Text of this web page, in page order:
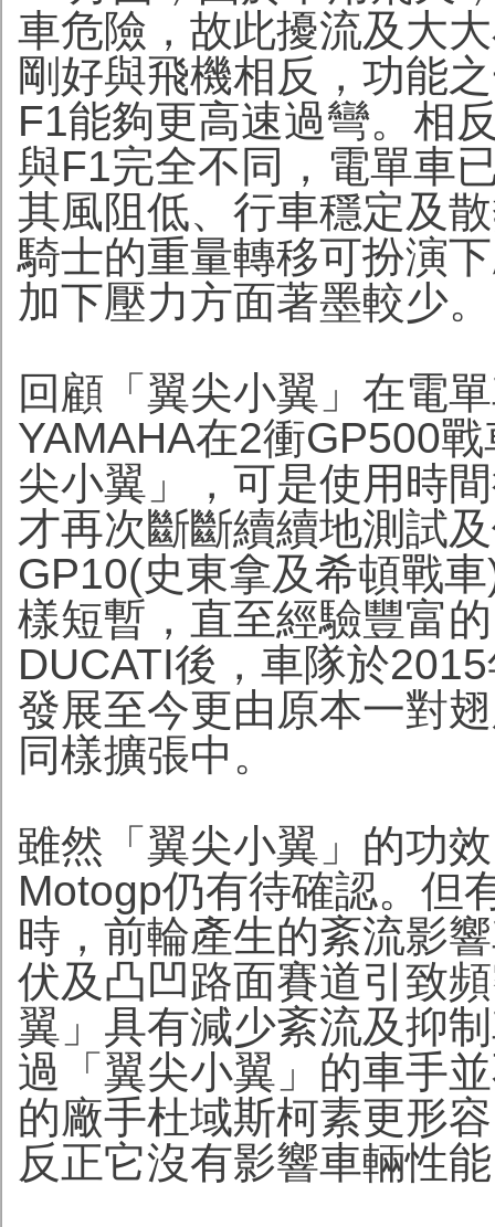
車危險，故此擾流及大
剛好與飛機相反，功能
F1能夠更高速過彎。相
與F1完全不同，電單車
其風阻低、行車穩定及
騎士的重量轉移可扮演
加下壓力方面著墨較少。
回顧「翼尖小翼」在電
YAMAHA在2衝GP500
尖小翼」，可是使用時
才再次斷斷續續地測試
GP10(史東拿及希頓戰
樣短暫，直至經驗豐富
DUCATI後，車隊於
發展至今更由原本一對
同樣擴張中。
雖然「翼尖小翼」的功
Motogp仍有待確認。但
時，前輪產生的紊流影
伏及凸凹路面賽道引致
翼」具有減少紊流及抑
過「翼尖小翼」的車手
的廠手杜域斯柯素更形
反正它沒有影響車輛性